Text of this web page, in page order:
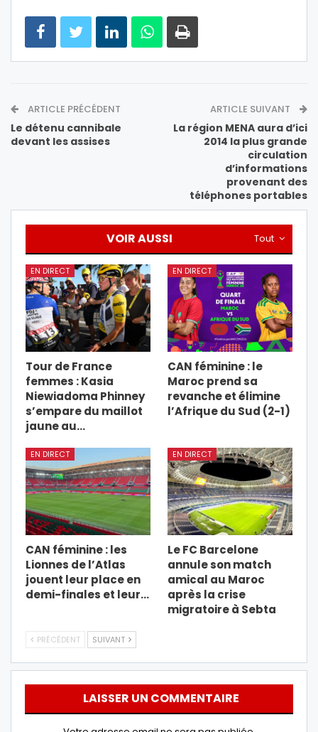
ARTICLE PRÉCÉDENT
Le détenu cannibale
devant les assises
ARTICLE SUIVANT
La région MENA aura d’ici
2014 la plus grande
circulation
d’informations
provenant des
téléphones portables
Tout
VOIR AUSSI
EN DIRECT
Tour de France
femmes : Kasia
Niewiadoma Phinney
s’empare du maillot
jaune au…
EN DIRECT
CAN féminine : le
Maroc prend sa
revanche et élimine
l’Afrique du Sud (2-1)
EN DIRECT
CAN féminine : les
Lionnes de l’Atlas
jouent leur place en
demi-finales et leur…
EN DIRECT
Le FC Barcelone
annule son match
amical au Maroc
après la crise
migratoire à Sebta
PRÉCÉDENT SUIVANT
LAISSER UN COMMENTAIRE